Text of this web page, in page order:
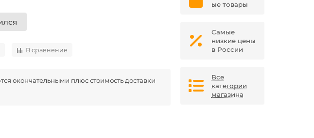
В сравнение
окончательными плюс стоимость доставки
ые товары
Самые
низкие цены
в России
Все
категории
магазина